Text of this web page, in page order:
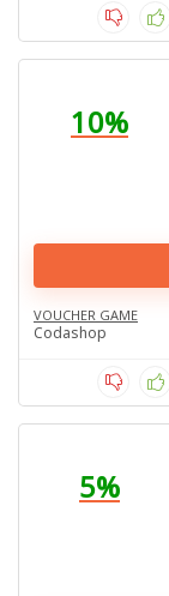
10%
VOUCHER GAME
Codashop
5%